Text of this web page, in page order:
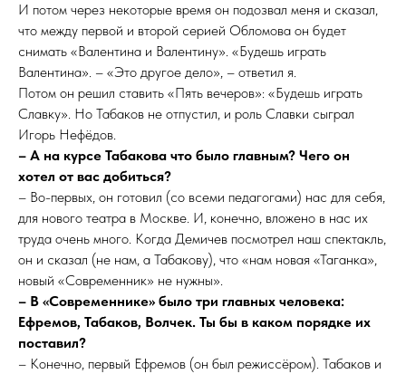
И потом через некоторые время он подозвал меня и сказал,
что между первой и второй серией Обломова он будет
снимать «Валентина и Валентину». «Будешь играть
Валентина». – «Это другое дело», – ответил я.
Потом он решил ставить «Пять вечеров»: «Будешь играть
Славку». Но Табаков не отпустил, и роль Славки сыграл
Игорь Нефёдов.
– А на курсе Табакова что было главным? Чего он
хотел от вас добиться?
– Во-первых, он готовил (со всеми педагогами) нас для себя,
для нового театра в Москве. И, конечно, вложено в нас их
труда очень много. Когда Демичев посмотрел наш спектакль,
он и сказал (не нам, а Табакову), что «нам новая «Таганка»,
новый «Современник» не нужны».
– В «Современнике» было три главных человека:
Ефремов, Табаков, Волчек. Ты бы в каком порядке их
поставил?
– Конечно, первый Ефремов (он был режиссёром). Табаков и